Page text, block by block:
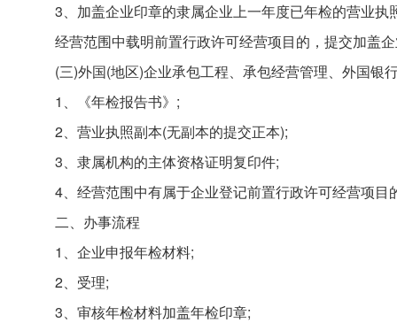
3、加盖企业印章的隶属企业上一年度已年检的营业
经营范围中载明前置行政许可经营项目的，提交加盖
(三)外国(地区)企业承包工程、承包经营管理、外国银
1、《年检报告书》;
2、营业执照副本(无副本的提交正本);
3、隶属机构的主体资格证明复印件;
4、经营范围中有属于企业登记前置行政许可经营项
二、办事流程
1、企业申报年检材料;
2、受理;
3、审核年检材料加盖年检印章;